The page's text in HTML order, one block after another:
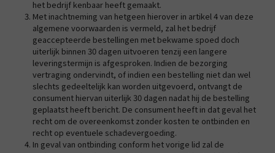
het bedrijf kenbaar heeft gemaakt.
Met inachtneming van hetgeen hierover in artikel 4 van deze
algemene voorwaarden is vermeld, zal het bedrijf
geaccepteerde bestellingen met bekwame spoed doch
uiterlijk binnen 30 dagen uitvoeren tenzij een langere
leveringstermijn is afgesproken. Indien de bezorging
vertraging ondervindt, of indien een bestelling niet dan wel
slechts gedeeltelijk kan worden uitgevoerd, ontvangt de
consument hiervan uiterlijk 30 dagen nadat hij de bestelling
geplaatst heeft bericht. De consument heeft in dat geval het
recht om de overeenkomst zonder kosten te ontbinden en
recht op eventuele schadevergoeding.
In geval van ontbinding conform het vorige lid zal de